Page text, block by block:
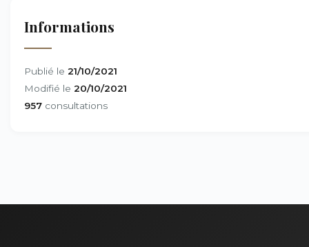
Informations
Publié le 21/10/2021
Modifié le 20/10/2021
957 consultations